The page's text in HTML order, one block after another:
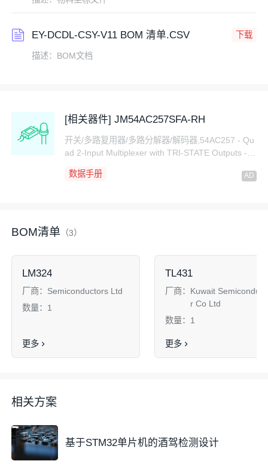
EY-DCDL-CSY-V11 BOM 清单.CSV 下载
描述：BOM文档
[相关器件] JM54AC257SFA-RH
开关/多路复用器/多路分解器/解码器,54AC257 - Qu
ad 2-Input Multiplexer with TRI-STATE Outputs -
GIC
数据手册
BOM清单 （3）
LM324
厂商： Semiconductors Ltd
数量： 1
更多
TL431
厂商： Kuwait
r Co Ltd
数量： 1
更多
相关方案
基于STM32单片机的酒驾检测设计